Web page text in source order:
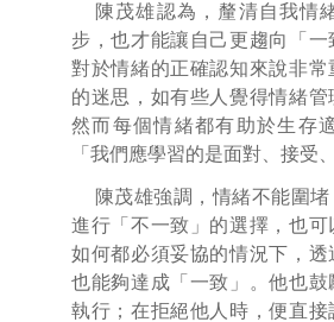
陳茂雄認為，釐清自我情
步，也才能讓自己更趨向「一
對於情緒的正確認知來說非
的迷思，如有些人覺得情緒管
然而每個情緒都有助於生存
「我們應學習的是面對、接受
陳茂雄強調，情緒不能圍
進行「不一致」的選擇，也
如何都必須妥協的情況下，透
也能夠達成「一致」。他也
執行；在拒絕他人時，便直